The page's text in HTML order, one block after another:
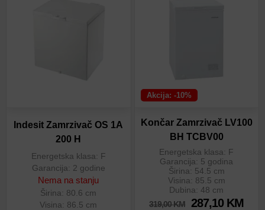
Indesit Zamrzivač OS 1A
200 H
Energetska klasa: F
Garancija: 2 godine
Nema na stanju
Širina: 80.6 cm
Visina: 86.5 cm
Akcija: -10%
Končar Zamrzivač LV100
BH TCBV00
Energetska klasa: F
Garancija: 5 godina
Širina: 54.5 cm
Visina: 85.5 cm
Dubina: 48 cm
319,00KM 287,10 KM